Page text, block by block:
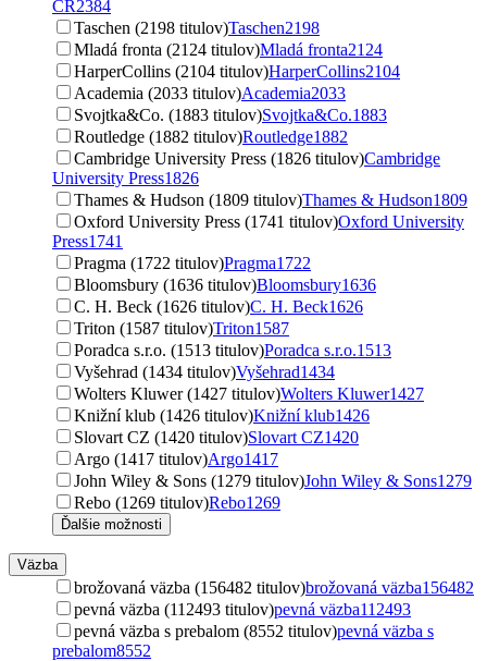
ČR2384
Taschen (2198 titulov)Taschen2198
Mladá fronta (2124 titulov)Mladá fronta2124
HarperCollins (2104 titulov)HarperCollins2104
Academia (2033 titulov)Academia2033
Svojtka&Co. (1883 titulov)Svojtka&Co.1883
Routledge (1882 titulov)Routledge1882
Cambridge University Press (1826 titulov)Cambridge
University Press1826
Thames & Hudson (1809 titulov)Thames & Hudson1809
Oxford University Press (1741 titulov)Oxford University
Press1741
Pragma (1722 titulov)Pragma1722
Bloomsbury (1636 titulov)Bloomsbury1636
C. H. Beck (1626 titulov)C. H. Beck1626
Triton (1587 titulov)Triton1587
Poradca s.r.o. (1513 titulov)Poradca s.r.o.1513
Vyšehrad (1434 titulov)Vyšehrad1434
Wolters Kluwer (1427 titulov)Wolters Kluwer1427
Knižní klub (1426 titulov)Knižní klub1426
Slovart CZ (1420 titulov)Slovart CZ1420
Argo (1417 titulov)Argo1417
John Wiley & Sons (1279 titulov)John Wiley & Sons1279
Rebo (1269 titulov)Rebo1269
Ďalšie možnosti
Väzba
brožovaná väzba (156482 titulov)brožovaná väzba156482
pevná väzba (112493 titulov)pevná väzba112493
pevná väzba s prebalom (8552 titulov)pevná väzba s
prebalom8552